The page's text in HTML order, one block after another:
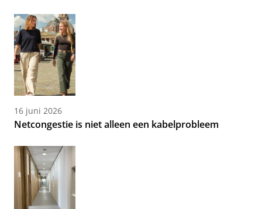
16 juni 2026
Netcongestie is niet alleen een kabelprobleem